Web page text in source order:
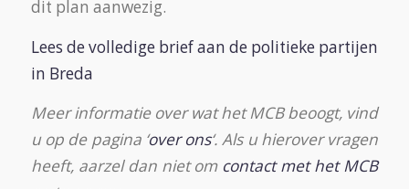
dit plan aanwezig.
Lees de volledige brief aan de politieke partijen
in Breda
Meer informatie over wat het MCB beoogt, vind
u op de pagina ‘over ons‘. Als u hierover vragen
heeft, aarzel dan niet om contact met het MCB